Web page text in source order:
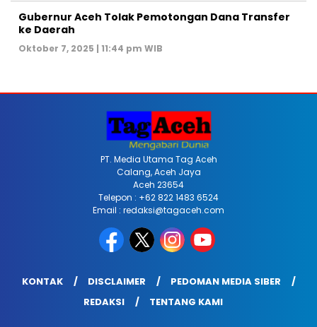
Gubernur Aceh Tolak Pemotongan Dana Transfer
ke Daerah
Oktober 7, 2025 | 11:44 pm WIB
PT. Media Utama Tag Aceh
Calang, Aceh Jaya
Aceh 23654
Telepon : +62 822 1483 6524
Email : redaksi@tagaceh.com
KONTAK DISCLAIMER
PEDOMAN MEDIA SIBER
REDAKSI
TENTANG KAMI